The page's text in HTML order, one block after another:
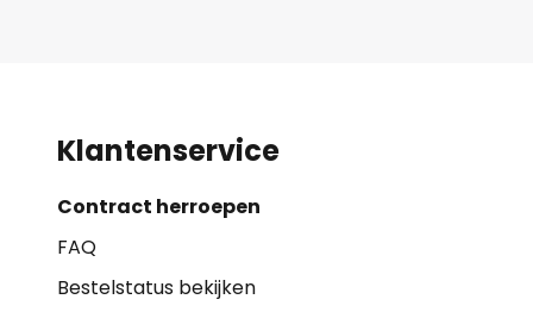
Klantenservice
Contract herroepen
FAQ
Bestelstatus bekijken